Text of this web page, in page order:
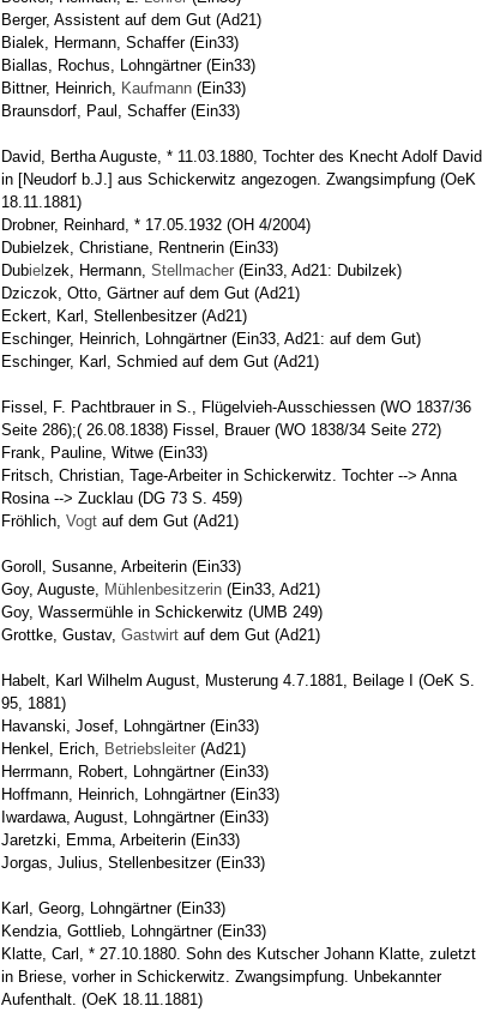
Berger, Assistent auf dem Gut (Ad21)
Bialek, Hermann, Schaffer (Ein33)
Biallas, Rochus, Lohngärtner (Ein33)
Bittner, Heinrich, Kaufmann (Ein33)
Braunsdorf, Paul, Schaffer (Ein33)
David, Bertha Auguste, * 11.03.1880, Tochter des Knecht Adolf David
in [Neudorf b.J.] aus Schickerwitz angezogen. Zwangsimpfung (OeK
18.11.1881)
Drobner, Reinhard, * 17.05.1932 (OH 4/2004)
Dubielzek, Christiane, Rentnerin (Ein33)
Dubiel zek, Hermann, Stellmacher (Ein33, Ad21: Dubilzek)
Dziczok, Otto, Gärtner auf dem Gut (Ad21)
Eckert, Karl, Stellenbesitzer (Ad21)
Eschinger, Heinrich, Lohngärtner (Ein33, Ad21: auf dem Gut)
Eschinger, Karl, Schmied auf dem Gut (Ad21)
Fissel, F. Pachtbrauer in S., Flügelvieh-Ausschiessen (WO 1837/36
Seite 286);( 26.08.1838) Fissel, Brauer (WO 1838/34 Seite 272)
Frank, Pauline, Witwe (Ein33)
Fritsch, Christian, Tage-Arbeiter in Schickerwitz. Tochter --> Anna
Rosina --> Zucklau (DG 73 S. 459)
Fröhlich, Vogt auf dem Gut (Ad21)
Goroll, Susanne, Arbeiterin (Ein33)
Goy, Auguste, Mühlenbesitzerin (Ein33, Ad21)
Goy, Wassermühle in Schickerwitz (UMB 249)
Grottke, Gustav, Gastwirt auf dem Gut (Ad21)
Habelt, Karl Wilhelm August, Musterung 4.7.1881, Beilage I (OeK S.
95, 1881)
Havanski, Josef, Lohngärtner (Ein33)
Henkel, Erich, Betriebsleiter (Ad21)
Herrmann, Robert, Lohngärtner (Ein33)
Hoffmann, Heinrich, Lohngärtner (Ein33)
Iwardawa, August, Lohngärtner (Ein33)
Jaretzki, Emma, Arbeiterin (Ein33)
Jorgas, Julius, Stellenbesitzer (Ein33)
Karl, Georg, Lohngärtner (Ein33)
Kendzia, Gottlieb, Lohngärtner (Ein33)
Klatte, Carl, * 27.10.1880. Sohn des Kutscher Johann Klatte, zuletzt
in Briese, vorher in Schickerwitz. Zwangsimpfung. Unbekannter
Aufenthalt. (OeK 18.11.1881)